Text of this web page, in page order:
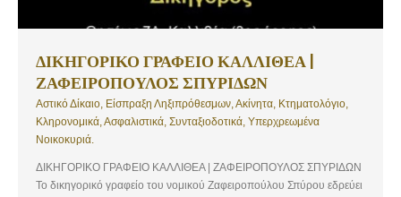
ΔΙΚΗΓΟΡΙΚΟ ΓΡΑΦΕΙΟ ΚΑΛΛΙΘΕΑ |
ΖΑΦΕΙΡΟΠΟΥΛΟΣ ΣΠΥΡΙΔΩΝ
Αστικό Δίκαιο, Είσπραξη Ληξιπρόθεσμων, Ακίνητα, Κτηματολόγιο,
Κληρονομικά, Ασφαλιστικά, Συνταξιοδοτικά, Υπερχρεωμένα
Νοικοκυριά.
ΔΙΚΗΓΟΡΙΚΟ ΓΡΑΦΕΙΟ ΚΑΛΛΙΘΕΑ | ΖΑΦΕΙΡΟΠΟΥΛΟΣ ΣΠΥΡΙΔΩΝ
Το δικηγορικό γραφείο του νομικού Ζαφειροπούλου Σπύρου εδρεύει